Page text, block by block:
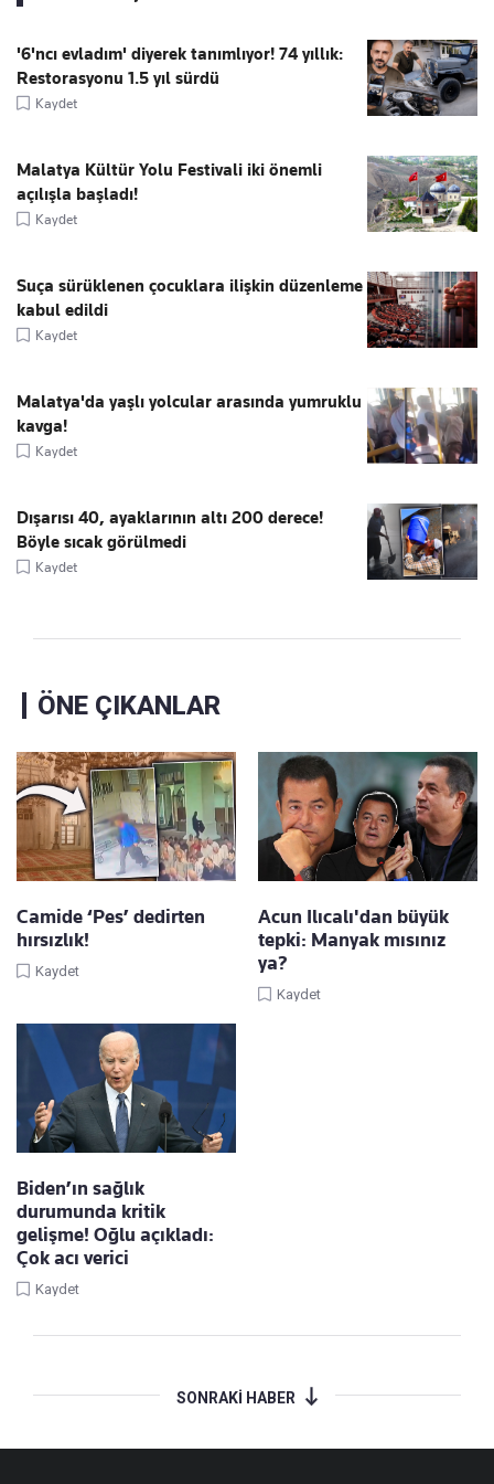
'6'ncı evladım' diyerek tanımlıyor! 74 yıllık:
Restorasyonu 1.5 yıl sürdü
Kaydet
Malatya Kültür Yolu Festivali iki önemli
açılışla başladı!
Kaydet
Suça sürüklenen çocuklara ilişkin düzenleme
kabul edildi
Kaydet
Malatya'da yaşlı yolcular arasında yumruklu
kavga!
Kaydet
Dışarısı 40, ayaklarının altı 200 derece!
Böyle sıcak görülmedi
Kaydet
ÖNE ÇIKANLAR
Camide ‘Pes’ dedirten
hırsızlık!
Kaydet
Acun Ilıcalı'dan büyük
tepki: Manyak mısınız
ya?
Kaydet
Biden’ın sağlık
durumunda kritik
gelişme! Oğlu açıkladı:
Çok acı verici
Kaydet
SONRAKİ HABER